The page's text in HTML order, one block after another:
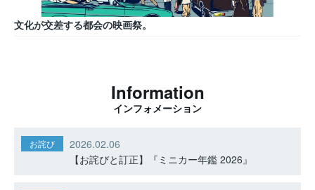
文化が交差する都会の映画祭。
Information
インフォメーション
お詫び
2026.02.06
【お詫びと訂正】『ミニカー年鑑 2026』